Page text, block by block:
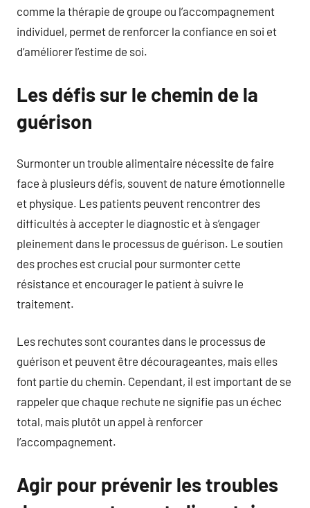
comme la thérapie de groupe ou l’accompagnement
individuel, permet de renforcer la confiance en soi et
d’améliorer l’estime de soi.
Les défis sur le chemin de la
guérison
Surmonter un trouble alimentaire nécessite de faire
face à plusieurs défis, souvent de nature émotionnelle
et physique. Les patients peuvent rencontrer des
difficultés à accepter le diagnostic et à s’engager
pleinement dans le processus de guérison. Le soutien
des proches est crucial pour surmonter cette
résistance et encourager le patient à suivre le
traitement.
Les rechutes sont courantes dans le processus de
guérison et peuvent être décourageantes, mais elles
font partie du chemin. Cependant, il est important de se
rappeler que chaque rechute ne signifie pas un échec
total, mais plutôt un appel à renforcer
l’accompagnement.
Agir pour prévenir les troubles